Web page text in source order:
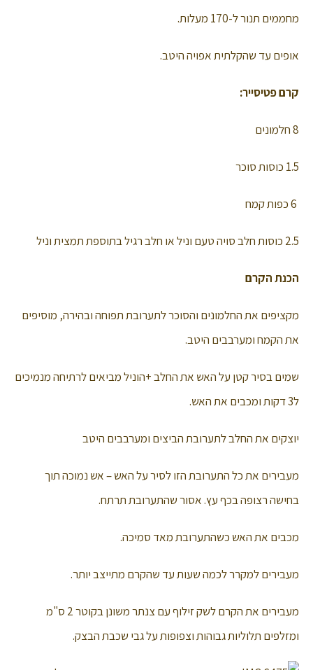
מחממים תנור ל-170 מעלות.
אופים עד שהקלתית אפויה היטב.
קרם פטיסייר:
8 חלמונים
1.5 כוסות סוכר
6 כפות קמח
2.5 כוסות חלב סויה טעם וניל או חלב רגיל בתוספת תמצית וניל
הכנת הקרם
מקציפים את החלמונים והסוכר לתערובת תפוחה ובהירה, מוסיפים
את הקמח ומערבבים היטב.
שמים בסיר קטן על האש את החלב +הוניל מביאים לרתיחה מנמיכים
ל3 דקות ומכבים את האש.
יוצקים את החלב לתערובת הביצים ומערבבים היטב
מעבירים את כל התערובת הזו לסיר על האש – אש נמוכה תוך
בחישה רצופה בכף עץ. אסור שהתערובת תרתח.
מכבים את האש כשהתערובת מאד סמיכה.
מעבירים למקרר לכמה שעות עד שהקרם מתייצב יותר.
מעבירים את הקרם לשק זילוף עם צנתר משונן בקוטר 2 ס"מ
ומזלפים תלוליות גבוהות וצפופות על גבי שכבת הבצק.